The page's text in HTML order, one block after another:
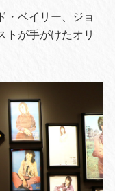
・ベイリー、ジョ
トが手がけたオリ